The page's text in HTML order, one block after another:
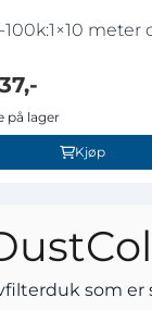
100k:1×10 meter
på lager
Kjøp
som